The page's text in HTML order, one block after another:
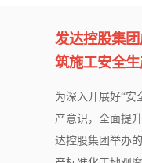
发达控股集
筑施工安全
为深入开展好“安
产意识，全面提
达控股集团举办